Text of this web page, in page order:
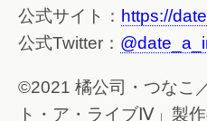
公式サイト： https://
公式Twitter：
©2021 橘公司・つなこ
ト・ア・ライブⅣ」製